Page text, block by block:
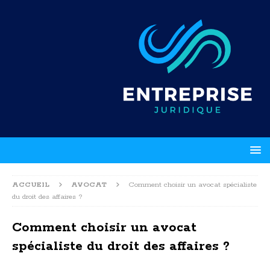
ACCUEIL AVOCAT
Comment choisir un avocat spécialiste
du droit des affaires ?
Comment choisir un avocat
spécialiste du droit des affaires ?